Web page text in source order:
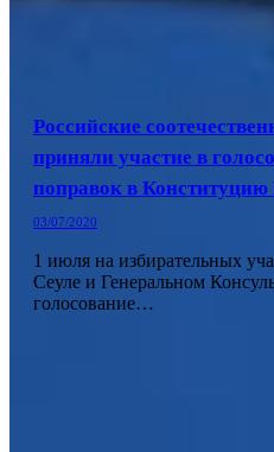
Российские
приняли участие в
поправок в
03/07/2020
1 июля на избирательных
Сеуле и Генеральном
голосование…